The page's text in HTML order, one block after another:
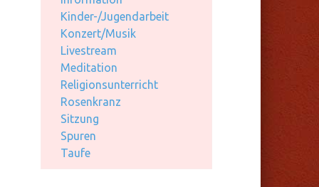
Kinder-/Jugendarbeit
Konzert/Musik
Livestream
Meditation
Religionsunterricht
Rosenkranz
Sitzung
Spuren
Taufe